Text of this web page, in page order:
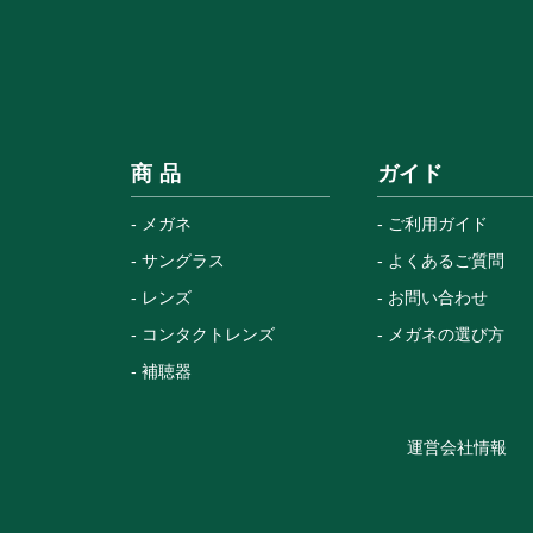
商 品
メガネ
サングラス
レンズ
コンタクトレンズ
補聴器
ガイド
ご利用ガイド
よくあるご質問
お問い合わせ
メガネの選び方
運営会社情報